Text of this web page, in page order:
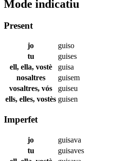
Mode indicatiu
Present
jo
guiso
tu
guises
ell, ella, vostè
guisa
nosaltres
guisem
vosaltres, vós
guiseu
ells, elles, vostès guisen
Imperfet
jo
guisava
tu
guisaves